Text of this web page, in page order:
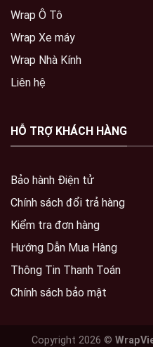
Wrap Ô Tô
Wrap Xe máy
Wrap Nhà Kính
Liên hệ
HỖ TRỢ KHÁCH HÀNG
Bảo hành Điện tử
Chính sách đổi trả hàng
Kiểm tra đơn hàng
Hướng Dẫn Mua Hàng
Thông Tin Thanh Toán
Chính sách bảo mật
Copyright 2026 ©